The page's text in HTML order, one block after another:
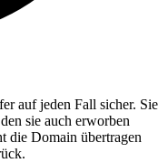
auf jeden Fall sicher. Sie
sie auch erworben
die Domain übertragen